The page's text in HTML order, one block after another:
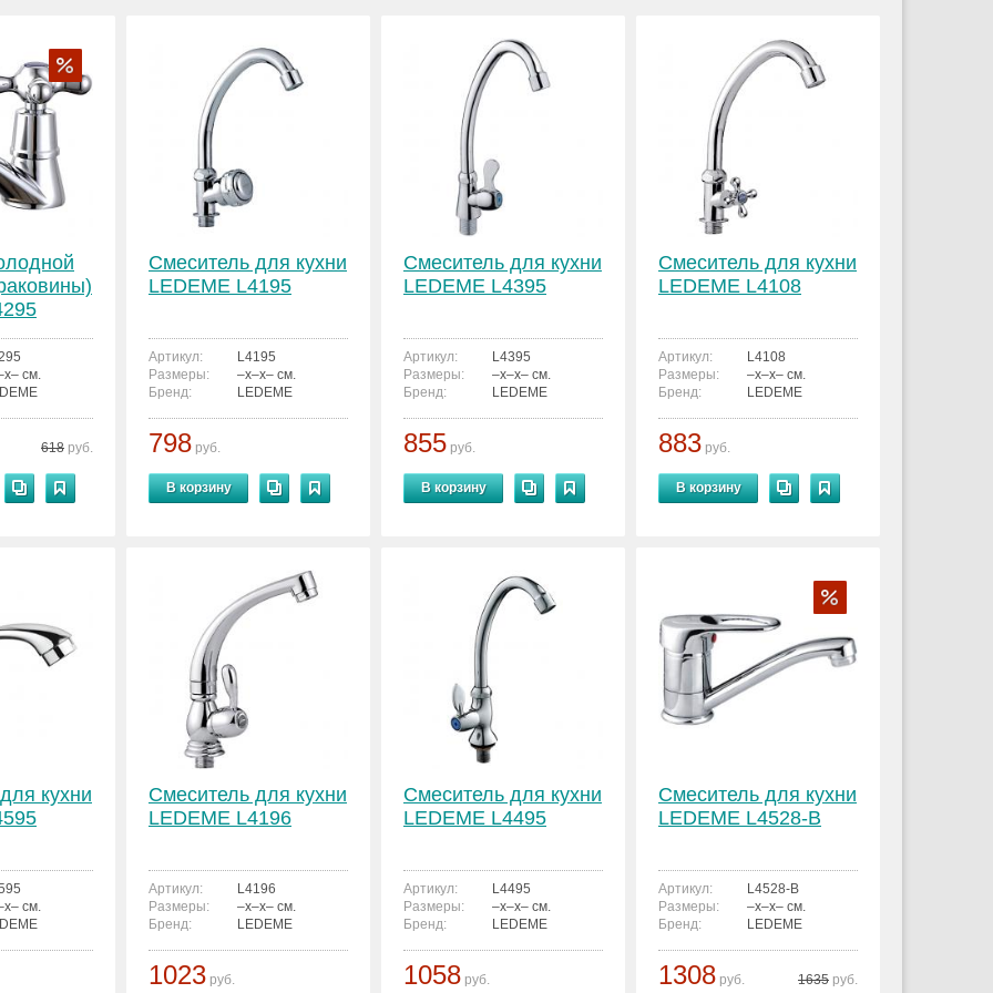
см.
618 руб.
Смеситель для кухни
LEDEME L4195
Артикул:
L4195
Размеры:
–x–x– см.
Бренд:
LEDEME
798 руб.
В корзину
Смеситель для кухни
LEDEME L4395
Артикул:
L4395
Размеры:
–x–x– см.
Бренд:
LEDEME
855 руб.
В корзину
Смеситель для кухни
LEDEME L4108
Артикул:
L4108
Размеры:
–x–x– см.
Бренд:
LEDEME
883 руб.
В корзину
кухни
см.
Смеситель для кухни
LEDEME L4196
Артикул:
L4196
Размеры:
–x–x– см.
Бренд:
LEDEME
1023 руб.
Смеситель для кухни
LEDEME L4495
Артикул:
L4495
Размеры:
–x–x– см.
Бренд:
LEDEME
1058 руб.
Смеситель для кухни
LEDEME L4528-B
Артикул:
L4528-B
Размеры:
–x–x– см.
Бренд:
LEDEME
1308 руб. 1635 руб.